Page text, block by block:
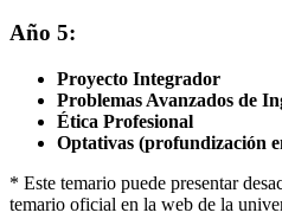
Año 5:
Proyecto Integrador
Problemas Avanzados de
Ética Profesional
Optativas (profundización
* Este temario puede presentar
temario oficial en la web de la